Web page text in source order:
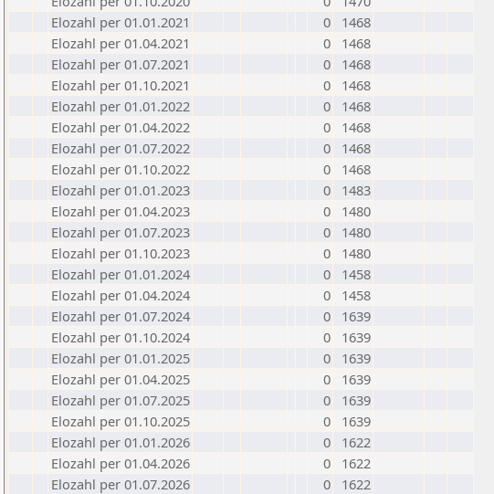
Elozahl per 01.01.2021
0
1468
Elozahl per 01.04.2021
0
1468
Elozahl per 01.07.2021
0
1468
Elozahl per 01.10.2021
0
1468
Elozahl per 01.01.2022
0
1468
Elozahl per 01.04.2022
0
1468
Elozahl per 01.07.2022
0
1468
Elozahl per 01.10.2022
0
1468
Elozahl per 01.01.2023
0
1483
Elozahl per 01.04.2023
0
1480
Elozahl per 01.07.2023
0
1480
Elozahl per 01.10.2023
0
1480
Elozahl per 01.01.2024
0
1458
Elozahl per 01.04.2024
0
1458
Elozahl per 01.07.2024
0
1639
Elozahl per 01.10.2024
0
1639
Elozahl per 01.01.2025
0
1639
Elozahl per 01.04.2025
0
1639
Elozahl per 01.07.2025
0
1639
Elozahl per 01.10.2025
0
1639
Elozahl per 01.01.2026
0
1622
Elozahl per 01.04.2026
0
1622
Elozahl per 01.07.2026
0 1622